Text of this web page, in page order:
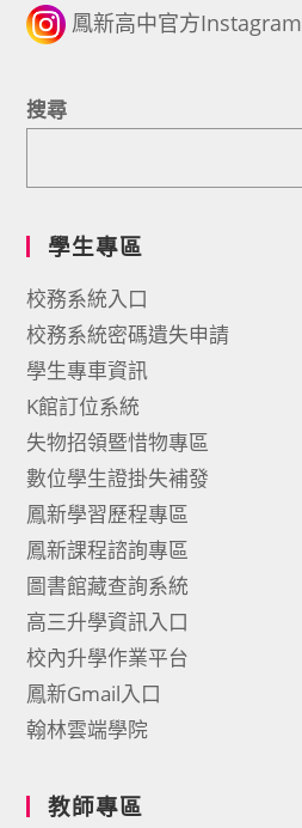
鳳新高中官方Instagram
搜尋
學生專區
校務系統入口
校務系統密碼遺失申請
學生專車資訊
K館訂位系統
失物招領暨惜物專區
數位學生證掛失補發
鳳新學習歷程專區
鳳新課程諮詢專區
圖書館藏查詢系統
高三升學資訊入口
校內升學作業平台
鳳新Gmail入口
翰林雲端學院
教師專區